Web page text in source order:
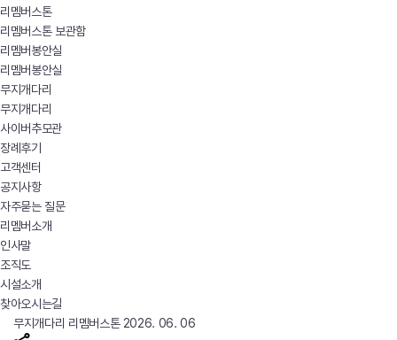
리멤버스톤
리멤버스톤 보관함
리멤버봉안실
리멤버봉안실
무지개다리
무지개다리
사이버추모관
장례후기
고객센터
공지사항
자주묻는 질문
리멤버소개
인사말
조직도
시설소개
찾아오시는길
무지개다리 리멤버스톤 2026. 06. 06